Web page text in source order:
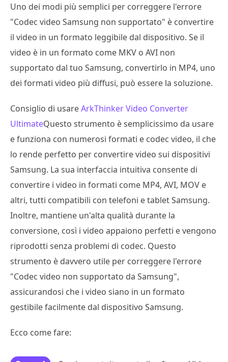
Uno dei modi più semplici per correggere l'errore
"Codec video Samsung non supportato" è convertire
il video in un formato leggibile dal dispositivo. Se il
video è in un formato come MKV o AVI non
supportato dal tuo Samsung, convertirlo in MP4, uno
dei formati video più diffusi, può essere la soluzione.
Consiglio di usareArkThinker Video Converter
UltimateQuesto strumento è semplicissimo da usare
e funziona con numerosi formati e codec video, il che
lo rende perfetto per convertire video sui dispositivi
Samsung. La sua interfaccia intuitiva consente di
convertire i video in formati come MP4, AVI, MOV e
altri, tutti compatibili con telefoni e tablet Samsung.
Inoltre, mantiene un'alta qualità durante la
conversione, così i video appaiono perfetti e vengono
riprodotti senza problemi di codec. Questo
strumento è davvero utile per correggere l'errore
"Codec video non supportato da Samsung",
assicurandosi che i video siano in un formato
gestibile facilmente dal dispositivo Samsung.
Ecco come fare: